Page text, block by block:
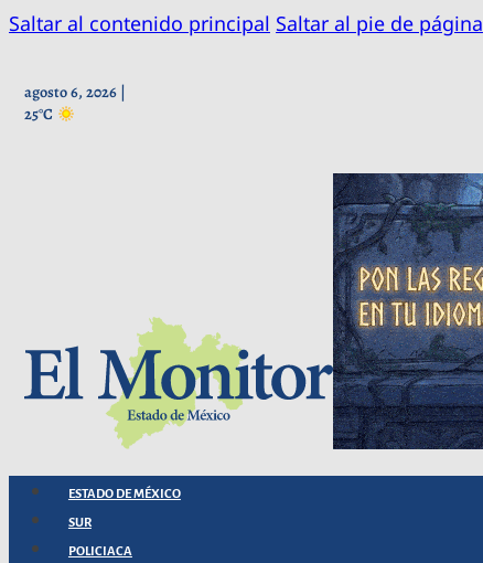
Saltar al contenido principal Saltar al pie de página
agosto 6, 2026 |
25°C
ESTADO DE MÉXICO
SUR
POLICIACA